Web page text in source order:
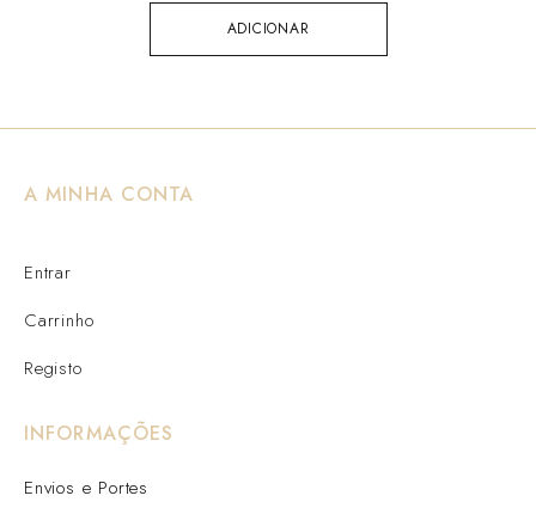
ADICIONAR
A MINHA CONTA
Entrar
Carrinho
Registo
INFORMAÇÕES
Envios e Portes